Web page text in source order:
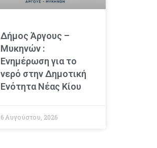
Δήμος Άργους –
Μυκηνών :
Ενημέρωση για το
νερό στην Δημοτική
Ενότητα Νέας Κίου
6 Αυγούστου, 2026